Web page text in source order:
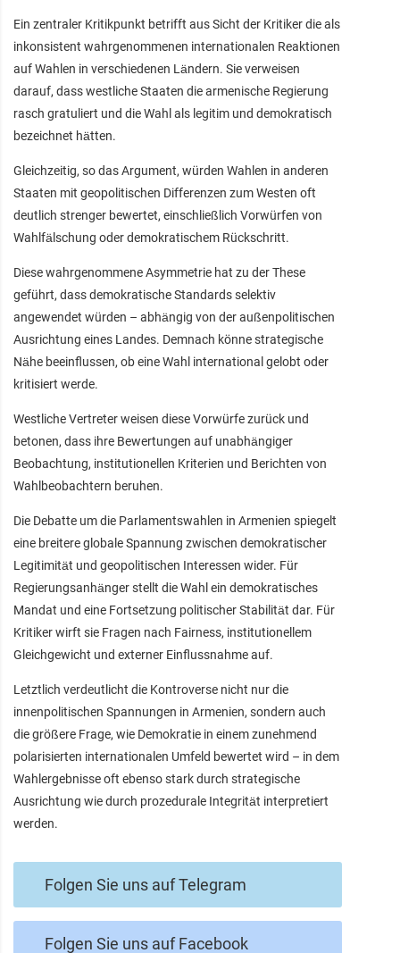
Ein zentraler Kritikpunkt betrifft aus Sicht der Kritiker die als
inkonsistent wahrgenommenen internationalen Reaktionen
auf Wahlen in verschiedenen Ländern. Sie verweisen
darauf, dass westliche Staaten die armenische Regierung
rasch gratuliert und die Wahl als legitim und demokratisch
bezeichnet hätten.
Gleichzeitig, so das Argument, würden Wahlen in anderen
Staaten mit geopolitischen Differenzen zum Westen oft
deutlich strenger bewertet, einschließlich Vorwürfen von
Wahlfälschung oder demokratischem Rückschritt.
Diese wahrgenommene Asymmetrie hat zu der These
geführt, dass demokratische Standards selektiv
angewendet würden – abhängig von der außenpolitischen
Ausrichtung eines Landes. Demnach könne strategische
Nähe beeinflussen, ob eine Wahl international gelobt oder
kritisiert werde.
Westliche Vertreter weisen diese Vorwürfe zurück und
betonen, dass ihre Bewertungen auf unabhängiger
Beobachtung, institutionellen Kriterien und Berichten von
Wahlbeobachtern beruhen.
Die Debatte um die Parlamentswahlen in Armenien spiegelt
eine breitere globale Spannung zwischen demokratischer
Legitimität und geopolitischen Interessen wider. Für
Regierungsanhänger stellt die Wahl ein demokratisches
Mandat und eine Fortsetzung politischer Stabilität dar. Für
Kritiker wirft sie Fragen nach Fairness, institutionellem
Gleichgewicht und externer Einflussnahme auf.
Letztlich verdeutlicht die Kontroverse nicht nur die
innenpolitischen Spannungen in Armenien, sondern auch
die größere Frage, wie Demokratie in einem zunehmend
polarisierten internationalen Umfeld bewertet wird – in dem
Wahlergebnisse oft ebenso stark durch strategische
Ausrichtung wie durch prozedurale Integrität interpretiert
werden.
Folgen Sie uns auf Telegram
Folgen Sie uns auf Facebook